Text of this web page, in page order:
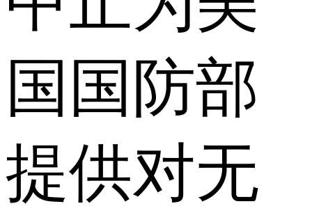
国国防部
提供对无